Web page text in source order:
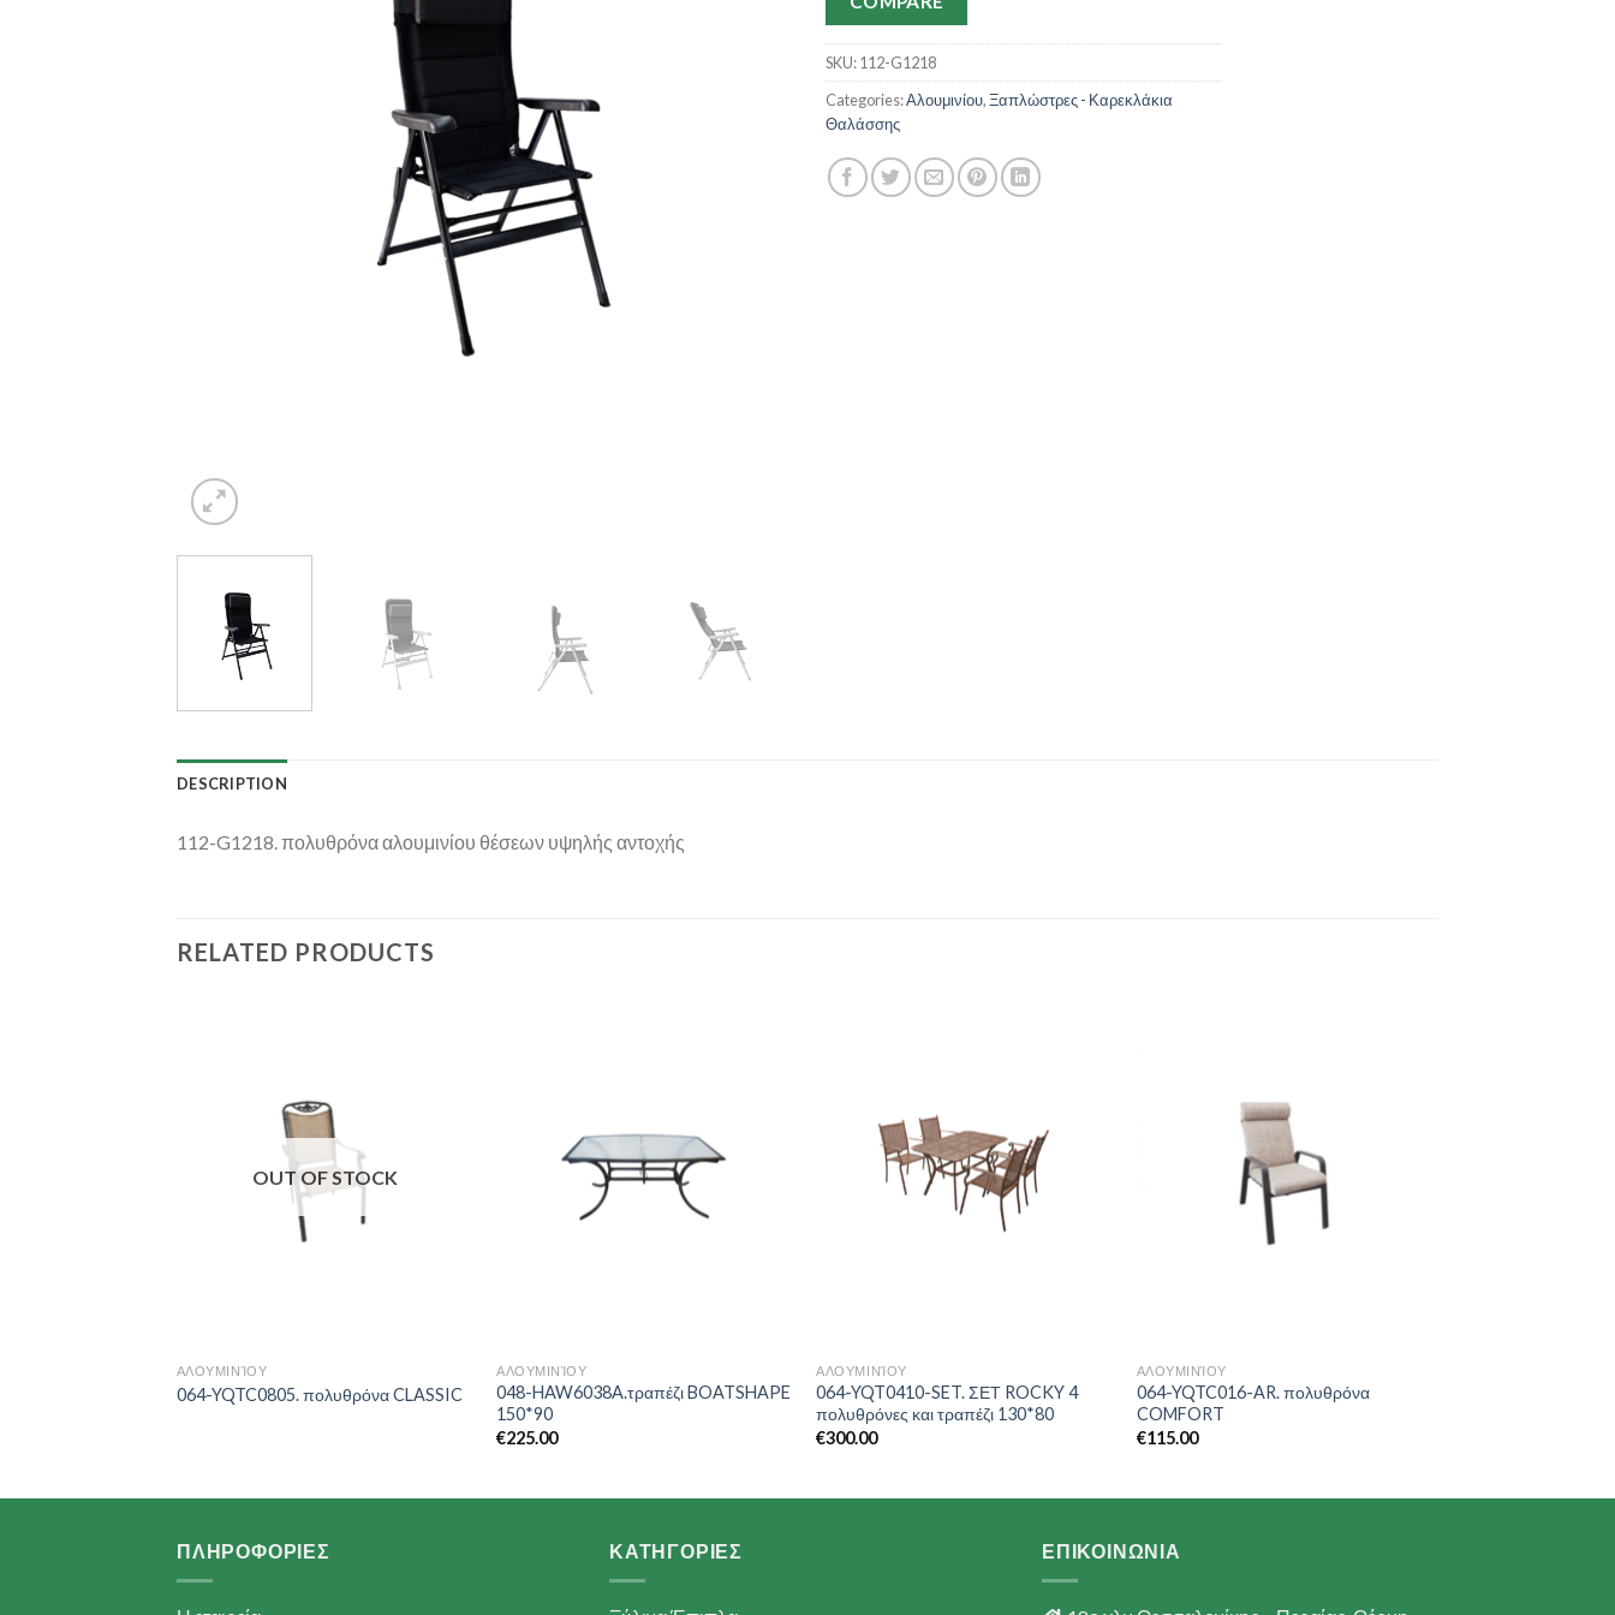
SKU:112-G1218
Categories:Αλουμινίου,Ξαπλώστρες - Καρεκλάκια
Θαλάσσης
DESCRIPTION
112-G1218. πολυθρόνα αλουμινίου θέσεων υψηλής αντοχής
RELATED PRODUCTS
OUT OF STOCK
ΑΛΟΥΜΙΝΊΟΥ
064-YQTC0805. πολυθρόνα CLASSIC
ΑΛΟΥΜΙΝΊΟΥ
048-HAW6038A.τραπέζι BOATSHAPE
150*90
€225.00
ΑΛΟΥΜΙΝΊΟΥ
064-YQT0410-SET. ΣΕΤ ROCKY 4
πολυθρόνες και τραπέζι 130*80
€300.00
ΑΛΟΥΜΙΝΊΟΥ
064-YQTC016-AR. πολυθρόνα
COMFORT
€115.00
ΠΛΗΡΟΦΟΡΙΕΣ ΚΑΤΗΓΟΡΙΕΣ ΕΠΙΚΟΙΝΩΝΙΑ